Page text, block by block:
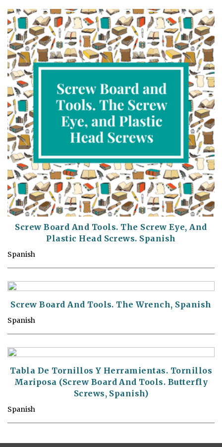
Screw Board And Tools. The Screw Eye, And
Plastic Head Screws. Spanish
Spanish
Screw Board And Tools. The Wrench, Spanish
Spanish
Tabla De Tornillos Y Herramientas. Tornillos
Mariposa (Screw Board And Tools. Butterfly
Screws, Spanish)
Spanish